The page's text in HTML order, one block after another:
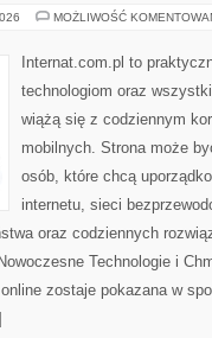
MOŻLIWOŚĆ
Internat.com.pl to
technologiom oraz
wiążą się z codziennym
mobilnych. Strona może
osób, które chcą
internetu, sieci
oraz codziennych
Technologie i
zostaje pokazana w